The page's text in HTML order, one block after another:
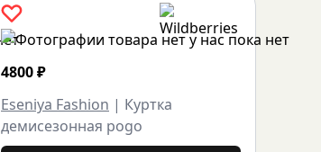
4800₽
Eseniya Fashion | Куртка
демисезонная pogo